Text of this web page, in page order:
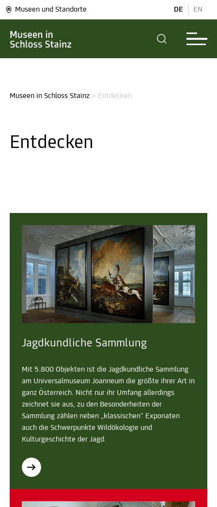
Museen und Standorte DE EN
Museen in Schloss Stainz > Entdecken
Entdecken
Jagdkundliche Sammlung
Mit 5.800 Objekten ist die Jagdkundliche Sammlung
am Universalmuseum Joanneum die größte ihrer Art in
ganz Österreich. Nicht nur ihr Umfang allerdings
zeichnet sie aus, zu den Besonderheiten der
Sammlung zählen neben „klassischen“ Exponaten
auch die Schwerpunkte Wildökologie und
Kulturgeschichte der Jagd.